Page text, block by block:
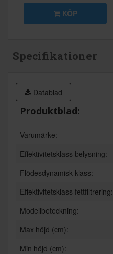
KÖP
Specifikationer
Datablad
Produktblad:
Varumärke:
Effektivitetsklass belysning:
Flödesdynamisk klass:
Effektivitetsklass fettfiltrering:
Modellbeteckning:
Max höjd (cm):
Min höjd (cm):